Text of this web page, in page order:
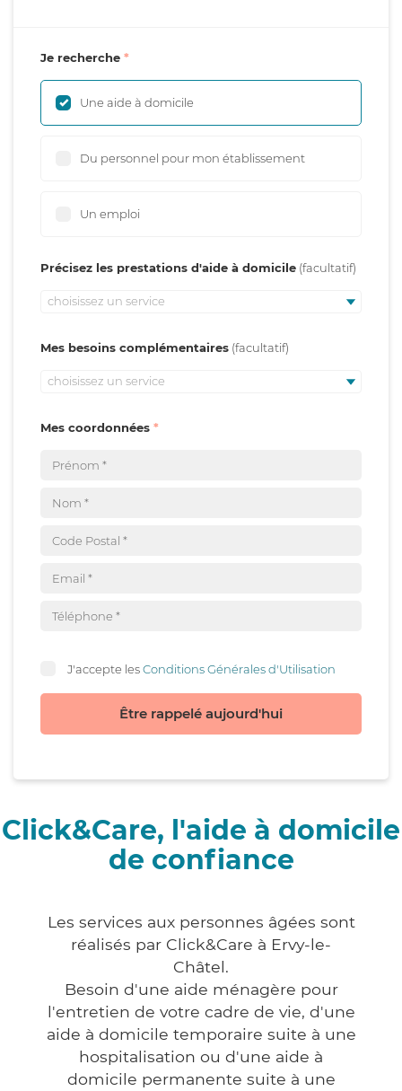
Je recherche
Une aide à domicile
Du personnel pour mon établissement
Un emploi
Précisez les prestations d'aide à domicile
choisissez un service
Mes besoins complémentaires
choisissez un service
Mes coordonnées
J'accepte lesConditions Générales d'Utilisation
Être rappelé aujourd'hui
Click&Care, l'aide à domicile
de confiance
Les services aux personnes âgées sont
réalisés par Click&Care à Ervy-le-
Châtel.
Besoin d'une aide ménagère pour
l'entretien de votre cadre de vie, d'une
aide à domicile temporaire suite à une
hospitalisation ou d'une aide à
domicile permanente suite à une